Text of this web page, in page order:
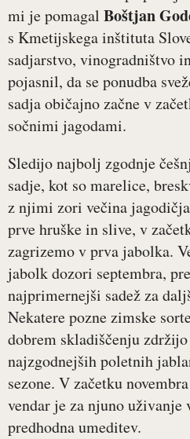
mi je pomagal Boštjan
s Kmetijskega inštituta
sadjarstvo, vinogradništvo
pojasnil, da se ponudba
sadja običajno začne v
sočnimi jagodami.
Sledijo najbolj zgodnje
sadje, kot so marelice,
z njimi zori večina
prve hruške in slive, v
zagrizemo v prva jabolka.
jabolk dozori septembra,
najprimernejši sadež za
Nekatere pozne zimske
dobrem skladiščenju
najzgodnejših poletnih
sezone. V začetku
vendar je za njuno uživanje
predhodna umeditev.